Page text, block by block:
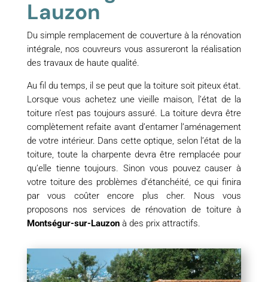
Lauzon
Du simple remplacement de couverture à la rénovation
intégrale, nos couvreurs vous assureront la réalisation
des travaux de haute qualité.
Au fil du temps, il se peut que la toiture soit piteux état.
Lorsque vous achetez une vieille maison, l’état de la
toiture n’est pas toujours assuré. La toiture devra être
complètement refaite avant d’entamer l’aménagement
de votre intérieur. Dans cette optique, selon l’état de la
toiture, toute la charpente devra être remplacée pour
qu’elle tienne toujours. Sinon vous pouvez causer à
votre toiture des problèmes d’étanchéité, ce qui finira
par vous coûter encore plus cher. Nous vous
proposons nos services de rénovation de toiture à
Montségur-sur-Lauzonà des prix attractifs.